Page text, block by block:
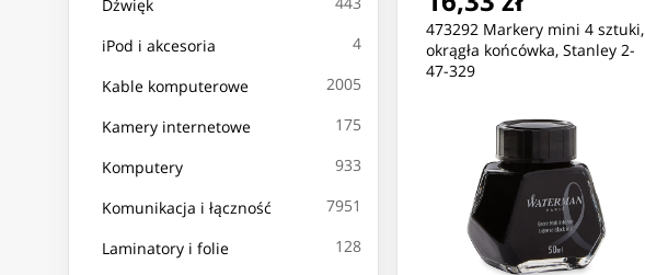
Dźwięk
iPod i akcesoria 4
Kable komputerowe 2005
Kamery internetowe 175
Komputery 933
Komunikacja i łączność 7951
Laminatory i folie 128
473292 Markery mini 4 sztuki,
okrągła końcówka, Stanley 2-
47-329